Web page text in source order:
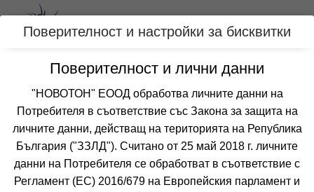
Вход
Категории
Хотел ДАЛИС
СЛЪНЧЕВ БРЯГ
Отзиви от клиенти за хотел ДАЛИС
от 1 отзив
6.3
Поверителност и настройки за бисквитки
Поверителност и лични данни
"НОВОТОН" ЕООД обработва личните данни на
Потребителя в съответствие със Закона за защита на
личните данни, действащ на територията на Република
България ("ЗЗЛД"). Считано от 25 май 2018 г. личните
данни на Потребителя се обработват в съответствие с
Регламент (ЕС) 2016/679 на Европейския парламент и